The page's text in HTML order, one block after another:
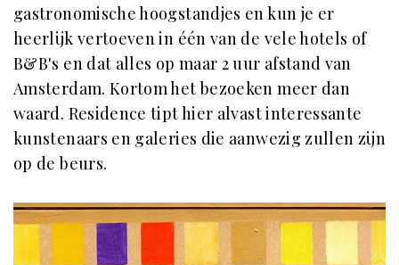
gastronomische hoogstandjes en kun je er
heerlijk vertoeven in één van de vele hotels of
B&B's en dat alles op maar 2 uur afstand van
Amsterdam. Kortom het bezoeken meer dan
waard. Residence tipt hier alvast interessante
kunstenaars en galeries die aanwezig zullen zijn
op de beurs.